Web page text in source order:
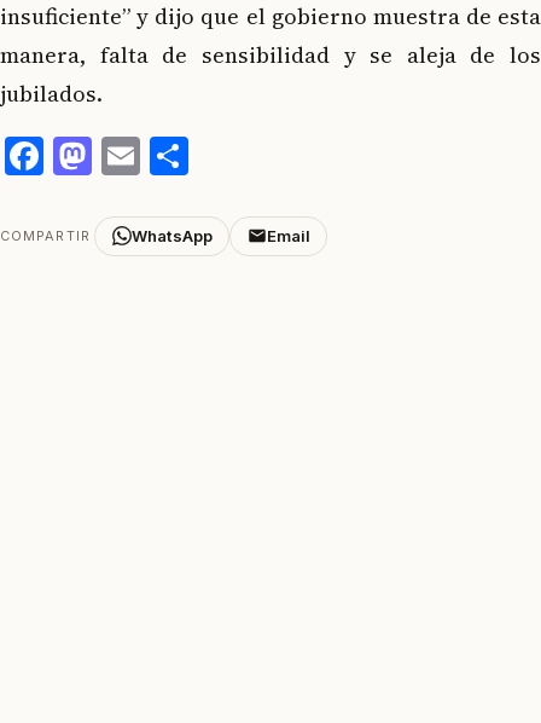
insuficiente” y dijo que el gobierno muestra de esta
manera, falta de sensibilidad y se aleja de los
jubilados.
Facebook
Mastodon
Email
COMPARTIR WhatsApp Email